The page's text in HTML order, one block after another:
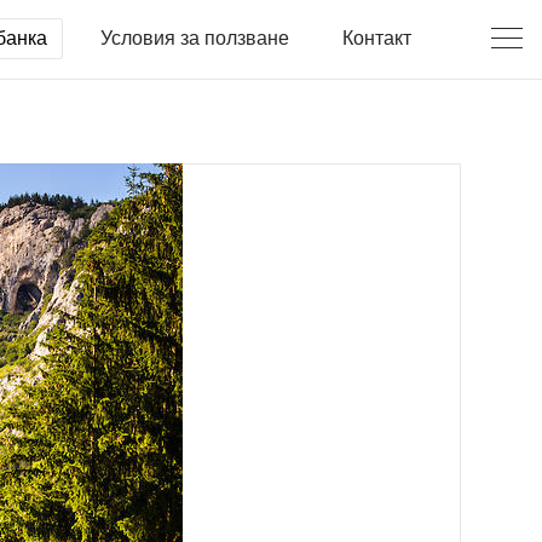
Условия за ползване Контакт